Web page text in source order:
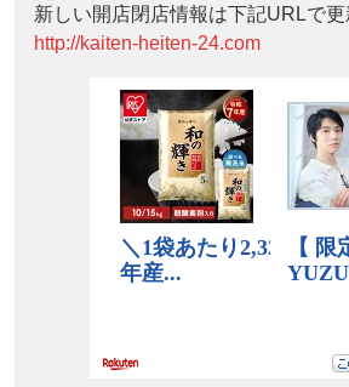
新しい開店閉店情報は下記URLで更
http://kaiten-heiten-24.com